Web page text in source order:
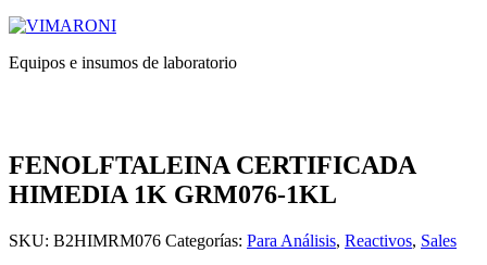
Equipos e insumos de laboratorio
FENOLFTALEINA CERTIFICADA
HIMEDIA 1K GRM076-1KL
SKU: B2HIMRM076 Categorías: Para Análisis, Reactivos, Sales